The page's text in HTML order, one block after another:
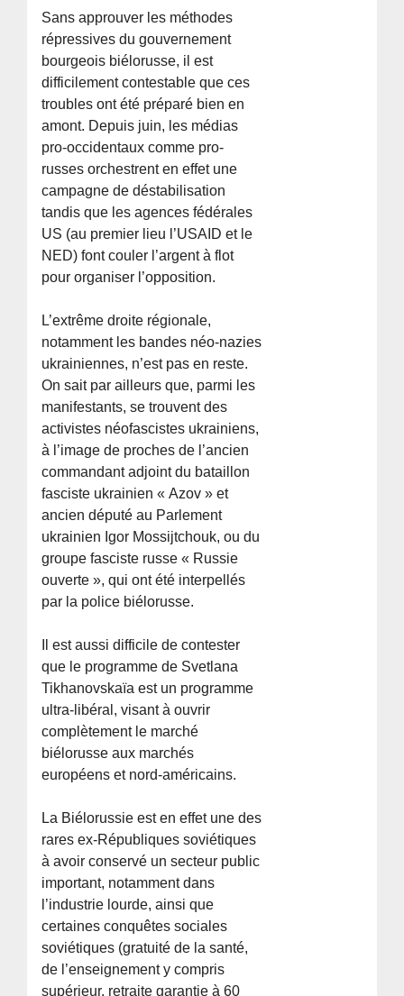
Sans approuver les méthodes
répressives du gouvernement
bourgeois biélorusse, il est
difficilement contestable que ces
troubles ont été préparé bien en
amont. Depuis juin, les médias
pro-occidentaux comme pro-
russes orchestrent en effet une
campagne de déstabilisation
tandis que les agences fédérales
US (au premier lieu l’USAID et le
NED) font couler l’argent à flot
pour organiser l’opposition.
L’extrême droite régionale,
notamment les bandes néo-nazies
ukrainiennes, n’est pas en reste.
On sait par ailleurs que, parmi les
manifestants, se trouvent des
activistes néofascistes ukrainiens,
à l’image de proches de l’ancien
commandant adjoint du bataillon
fasciste ukrainien « Azov » et
ancien député au Parlement
ukrainien Igor Mossijtchouk, ou du
groupe fasciste russe « Russie
ouverte », qui ont été interpellés
par la police biélorusse.
Il est aussi difficile de contester
que le programme de Svetlana
Tikhanovskaïa est un programme
ultra-libéral, visant à ouvrir
complètement le marché
biélorusse aux marchés
européens et nord-américains.
La Biélorussie est en effet une des
rares ex-Républiques soviétiques
à avoir conservé un secteur public
important, notamment dans
l’industrie lourde, ainsi que
certaines conquêtes sociales
soviétiques (gratuité de la santé,
de l’enseignement y compris
supérieur, retraite garantie à 60